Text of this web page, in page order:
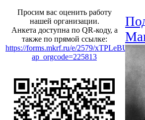
Просим вас оценить работу
нашей организации.
Анкета доступна по QR-коду, а
также по прямой ссылке:
https://forms.mkrf.ru/e/2579/xTPLeBU7/?
ap_orgcode=225813